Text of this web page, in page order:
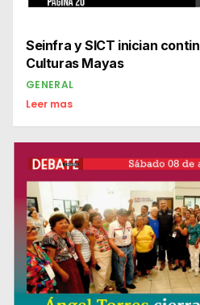
Seinfra y SICT inician
Culturas Mayas
GENERAL
Leer mas